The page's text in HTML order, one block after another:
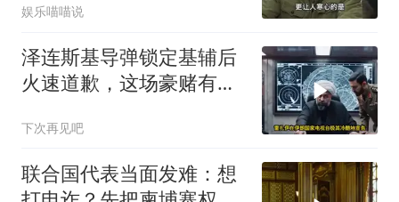
娱乐喵喵说
泽连斯基导弹锁定基辅后
火速道歉，这场豪赌有多
下次再见吧
联合国代表当面发难：想